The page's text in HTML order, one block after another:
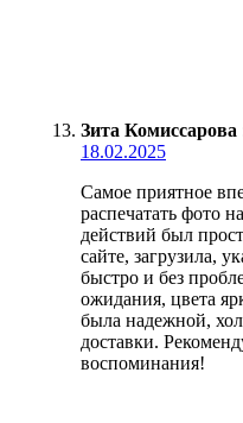
Зита Комиссарова
18.02.2025
Самое приятное
распечатать фото
действий был
сайте, загрузила,
быстро и без
ожидания, цвета
была надежной,
доставки.
воспоминания!